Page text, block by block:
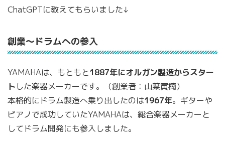
ChatGPTに教えてもらいました↓
創業〜ドラムへの参入
YAMAHAは、もともと1887年にオルガン製造からスター
トした楽器メーカーです。（創業者：山葉寅楠）
本格的にドラム製造へ乗り出したのは1967年。ギターや
ピアノで成功していたYAMAHAは、総合楽器メーカーと
してドラム開発にも参入しました。